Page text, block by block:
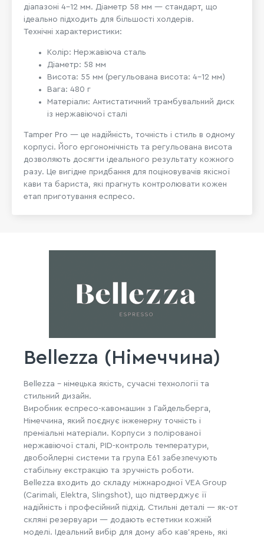
діапазоні 4–12 мм. Діаметр 58 мм — стандарт, що
ідеально підходить для більшості холдерів.
Технічні характеристики:
Колір: Нержавіюча сталь
Діаметр: 58 мм
Висота: 55 мм (регульована висота: 4–12 мм)
Вага: 480 г
Матеріали: Антистатичний трамбувальний диск
із нержавіючої сталі
Tamper Pro — це надійність, точність і стиль в одному
корпусі. Його ергономічність та регульована висота
дозволяють досягти ідеального результату кожного
разу. Це вигідне придбання для поціновувачів якісної
кави та бариста, які прагнуть контролювати кожен
етап приготування еспресо.
Bellezza (Німеччина)
Bellezza – німецька якість, сучасні технології та
стильний дизайн.
Виробник еспресо-кавомашин з Гайдельберга,
Німеччина, який поєднує інженерну точність і
преміальні матеріали. Корпуси з полірованої
нержавіючої сталі, PID-контроль температури,
двобойлерні системи та група E61 забезпечують
стабільну екстракцію та зручність роботи.
Bellezza входить до складу міжнародної VEA Group
(Carimali, Elektra, Slingshot), що підтверджує її
надійність і професійний підхід. Стильні деталі — як-от
скляні резервуари — додають естетики кожній
моделі. Ідеальний вибір для дому або кав’ярень, які